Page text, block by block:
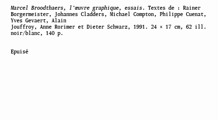
Marcel Broodthaers, l’œuvre graphique, essais. Textes de : Rainer
Borgermeister, Johannes Cladders, Michael Compton, Philippe Cuenat,
Yves Gevaert, Alain
Jouffroy, Anne Rorimer et Dieter Schwarz, 1991. 24 × 17 cm, 62 ill.
noir/blanc, 140 p.
Epuisé